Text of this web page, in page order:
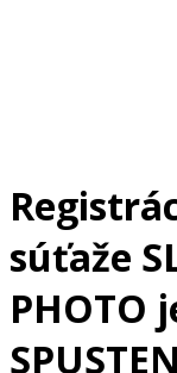
súťaže
PHOTO